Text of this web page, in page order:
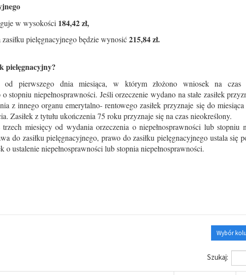
w wysokości 184,42 zł,
pielęgnacyjnego będzie wynosić215,84 zł.
pielęgnacyjny?
od pierwszego dnia miesiąca, w którym złożono wniosek na czas
stopniu niepełnosprawności. Jeśli orzeczenie wydano na stałe zasiłek
z innego organu emerytalno- rentowego zasiłek przyznaje się do
Zasiłek z tytułu ukończenia 75 roku przyznaje się na czas nieokreślony.
miesięcy od wydania orzeczenia o niepełnosprawności lub stopniu
do zasiłku pielęgnacyjnego, prawo do zasiłku pielęgnacyjnego ustala się
o ustalenie niepełnosprawności lub stopnia niepełnosprawności.
Wybór
Szukaj: